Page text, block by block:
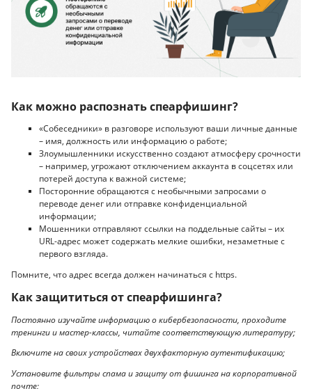
Как можно распознать спеарфишинг?
«Собеседники» в разговоре используют ваши личные данные
– имя, должность или информацию о работе;
Злоумышленники искусственно создают атмосферу срочности
– например, угрожают отключением аккаунта в соцсетях или
потерей доступа к важной системе;
Посторонние обращаются с необычными запросами о
переводе денег или отправке конфиденциальной
информации;
Мошенники отправляют ссылки на поддельные сайты – их
URL-адрес может содержать мелкие ошибки, незаметные с
первого взгляда.
Помните, что адрес всегда должен начинаться с https.
Как защититься от спеарфишинга?
Постоянно изучайте информацию о кибербезопасности, проходите
тренинги и мастер-классы, читайте соответствующую литературу;
Включите на своих устройствах двухфакторную аутентификацию;
Установите фильтры спама и защиту от фишинга на корпоративной
почте;